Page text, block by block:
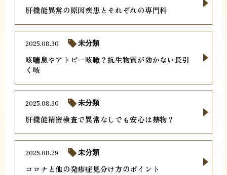
肝機能異常の原因疾患とそれぞれの専門科
咳喘息やアトピー咳嗽？抗生物質が効かない長引
く咳
2025.08.30 未分類
肝機能精密検査で異常なしでも安心は禁物？
2025.08.30 未分類
コロナと他の発疹症見分け方のポイント
2025.08.29 未分類